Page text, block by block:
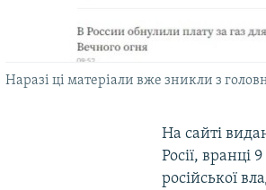
Наразі ці матеріали вже зникли з
На сайті
Росії, вранці
російської